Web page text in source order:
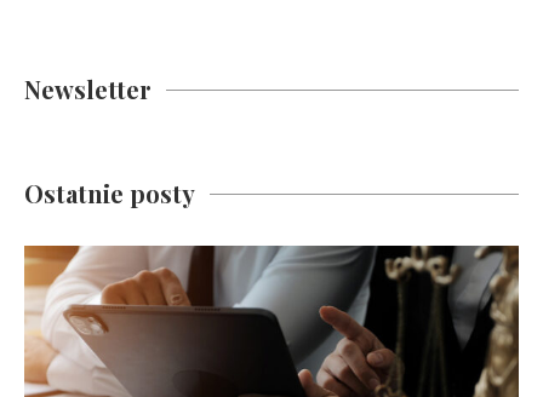
Newsletter
Ostatnie posty